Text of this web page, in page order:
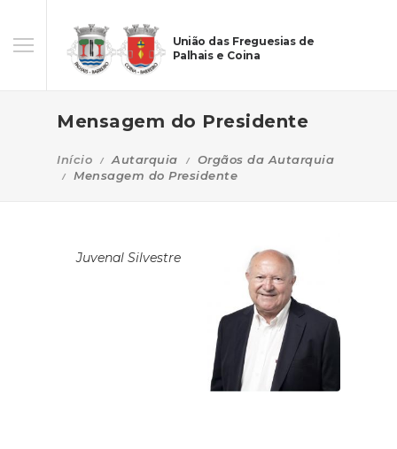
União das Freguesias de
Palhais e Coina
Mensagem do Presidente
Início Autarquia
Orgãos da Autarquia
Mensagem do Presidente
Juvenal Silvestre